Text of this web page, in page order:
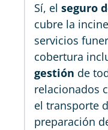
Sí, el seguro
cubre la
servicios
cobertura
gestión de
relacionados
el transporte
preparación